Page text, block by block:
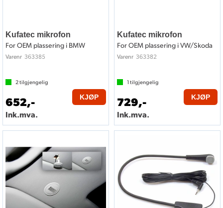
Kufatec mikrofon
For OEM plassering i BMW
Varenr 363385
2tilgjengelig
652,-
Ink.mva.
KJØP
Kufatec mikrofon
For OEM plassering i VW/Skoda
Varenr 363382
1 tilgjengelig
729,-
Ink.mva.
KJØP